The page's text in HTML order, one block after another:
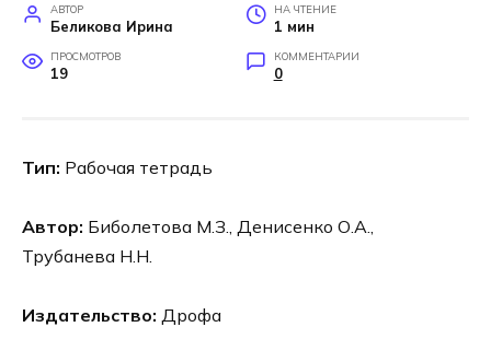
АВТОР
Беликова Ирина
НА ЧТЕНИЕ
1 мин
ПРОСМОТРОВ
19
КОММЕНТАРИИ
0
Тип: Рабочая тетрадь
Автор: Биболетова М.З., Денисенко О.А.,
Трубанева Н.Н.
Издательство: Дрофа